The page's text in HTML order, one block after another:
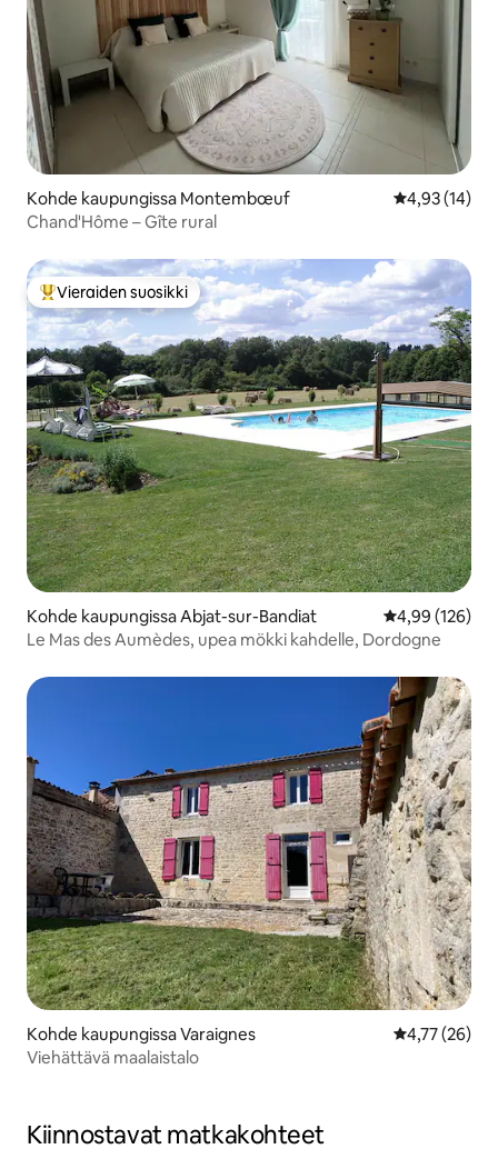
Kohde kaupungissa Montembœuf
4,93 (14)
Chand'Hôme – Gîte rural
Vieraiden suosikkien parhaimmistoa
Vieraiden suosikki
Kohde kaupungissa Abjat-sur-Bandiat
4,99 (126)
Le Mas des Aumèdes, upea mökki kahdelle, Dordogne
Kohde kaupungissa Varaignes
4,77 (26)
Viehättävä maalaistalo
Kiinnostavat matkakohteet